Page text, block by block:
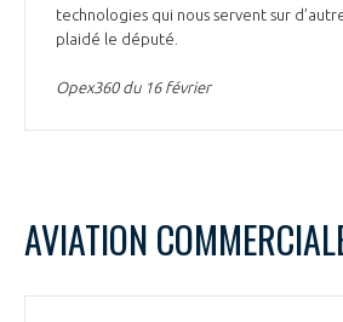
technologies qui nous servent sur
plaidé le député.
Opex360 du 16 février
AVIATION